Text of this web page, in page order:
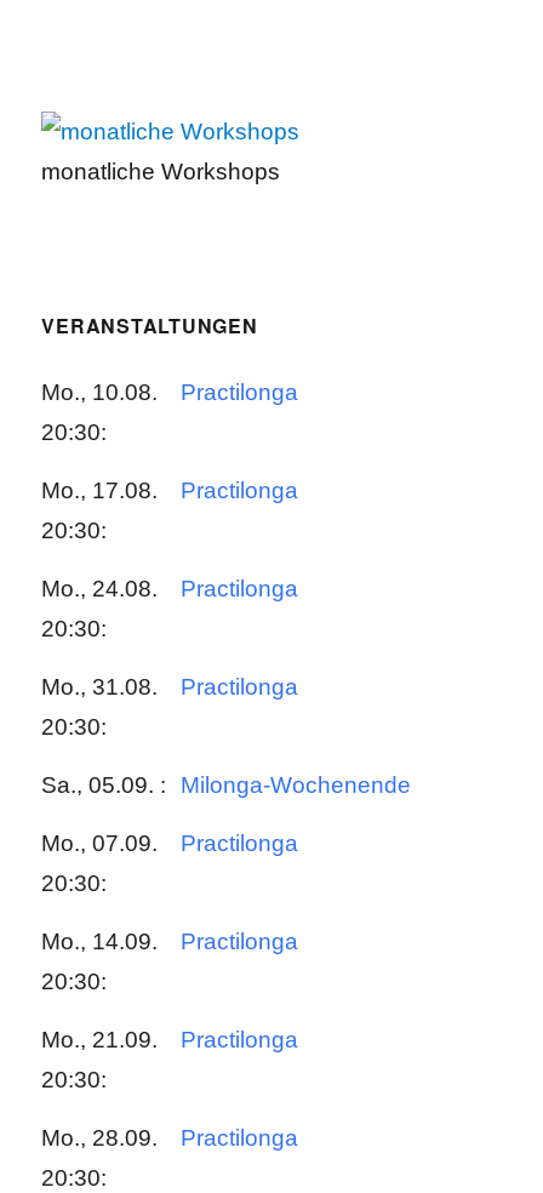
monatliche Workshops
VERANSTALTUNGEN
Mo., 10.08.
20:30:
Practilonga
Mo., 17.08.
20:30:
Practilonga
Mo., 24.08.
20:30:
Practilonga
Mo., 31.08.
20:30:
Practilonga
Sa., 05.09. : Milonga-Wochenende
Mo., 07.09.
20:30:
Practilonga
Mo., 14.09.
20:30:
Practilonga
Mo., 21.09.
20:30:
Practilonga
Mo., 28.09.
20:30:
Practilonga